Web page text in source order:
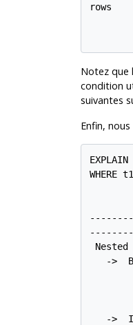
rows
Notez que
condition
suivantes
Enfin,
->
->